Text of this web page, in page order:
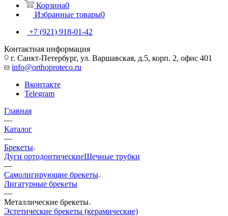
Корзина0
Избранные товары0
+7 (921) 918-01-42
Контактная информация
г. Санкт-Петербург, ул. Варшавская, д.5, корп. 2, офис 401
info@orthoproteco.ru
Вконтакте
Telegram
Главная
—
Каталог
—
Брекеты
Дуги ортодонтическиеЩечные трубки
—
Самолигирующие брекеты
Лигатурные брекеты
—
Металлические брекеты
Эстетические брекеты (керамические)